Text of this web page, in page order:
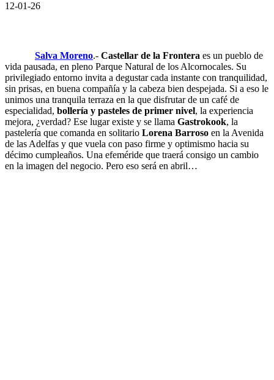
12-01-26
Salva Moreno.- Castellar de la Frontera es un pueblo de
vida pausada, en pleno Parque Natural de los Alcornocales. Su
privilegiado entorno invita a degustar cada instante con tranquilidad,
sin prisas, en buena compañía y la cabeza bien despejada. Si a eso le
unimos una tranquila terraza en la que disfrutar de un café de
especialidad, bollería y pasteles de primer nivel, la experiencia
mejora, ¿verdad? Ese lugar existe y se llama Gastrokook, la
pastelería que comanda en solitario Lorena Barroso en la Avenida
de las Adelfas y que vuela con paso firme y optimismo hacia su
décimo cumpleaños. Una efeméride que traerá consigo un cambio
en la imagen del negocio. Pero eso será en abril…